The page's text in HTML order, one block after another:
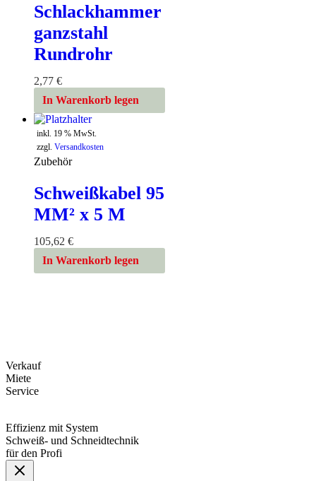
Schlackhammer
ganzstahl
Rundrohr
2,77 €
In Warenkorb legen
inkl. 19 % MwSt.
zzgl. Versandkosten
Zubehör
Schweißkabel 95
MM² x 5 M
105,62 €
In Warenkorb legen
Verkauf
Miete
Service
Effizienz mit System
Schweiß- und Schneidtechnik
für den Profi